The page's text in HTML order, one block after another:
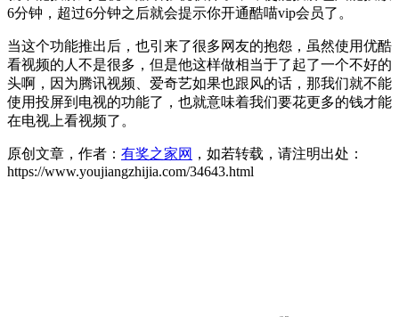
6分钟，超过6分钟之后就会提示你开通酷喵vip会员了。
当这个功能推出后，也引来了很多网友的抱怨，虽然使用优酷
看视频的人不是很多，但是他这样做相当于了起了一个不好的
头啊，因为腾讯视频、爱奇艺如果也跟风的话，那我们就不能
使用投屏到电视的功能了，也就意味着我们要花更多的钱才能
在电视上看视频了。
原创文章，作者： 有奖之家网 ，如若转载，请注明出处：
https://www.youjiangzhijia.com/34643.html